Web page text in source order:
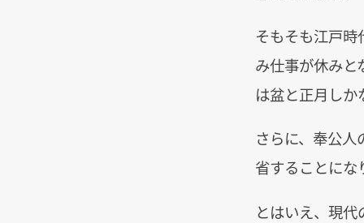
そもそも江戸
み仕事が休みと
は盆と正月しか
さらに、奉公
省することにな
とはいえ、現